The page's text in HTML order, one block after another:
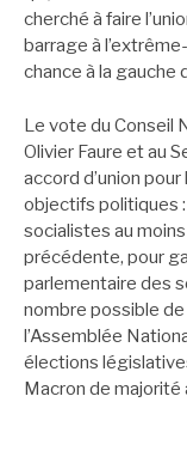
cherché à faire
barrage à
chance à la gauche
Le vote du Conseil
Olivier Faure et au
accord d’union
objectifs politiques
socialistes au
précédente, pour
parlementaire des
nombre possible
l’Assemblée
élections
Macron de majorité